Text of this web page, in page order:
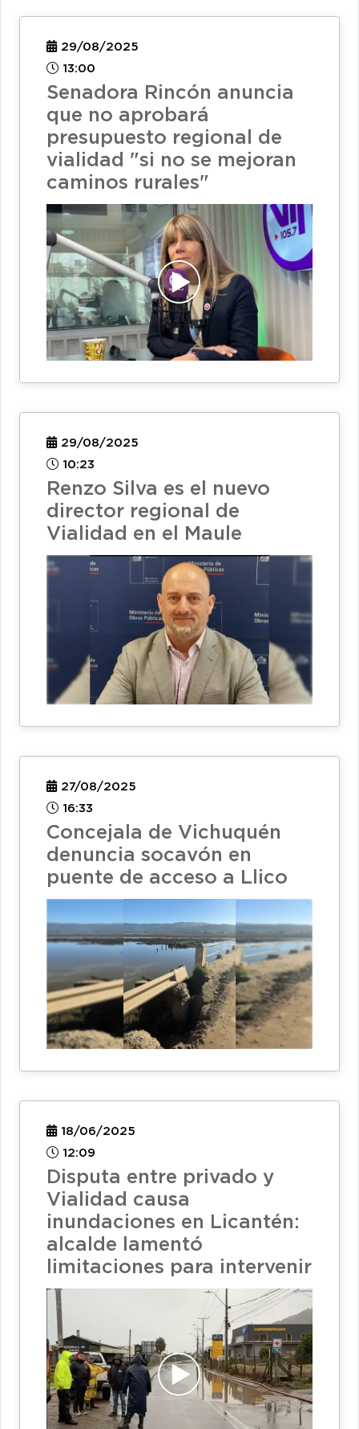
29/08/2025
13:00
Senadora Rincón anuncia
que no aprobará
presupuesto regional de
vialidad "si no se mejoran
caminos rurales"
29/08/2025
10:23
Renzo Silva es el nuevo
director regional de
Vialidad en el Maule
27/08/2025
16:33
Concejala de Vichuquén
denuncia socavón en
puente de acceso a Llico
18/06/2025
12:09
Disputa entre privado y
Vialidad causa
inundaciones en Licantén:
alcalde lamentó
limitaciones para intervenir